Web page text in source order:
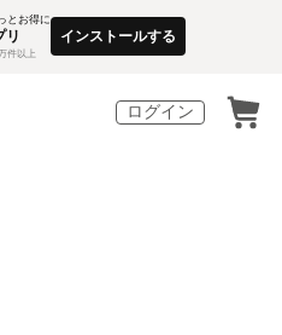
とお得に
リ
件以上
インストールする
ログイン